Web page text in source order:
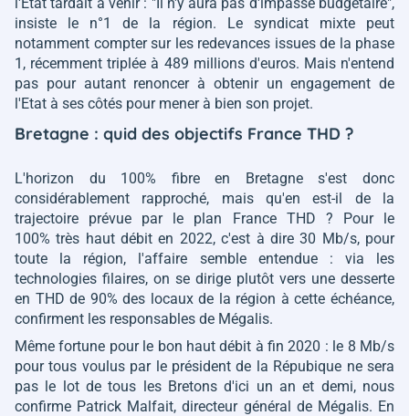
insiste le n°1 de la région. Le syndicat mixte peut
notamment compter sur les redevances issues de la phase
1, récemment triplée à 489 millions d'euros. Mais n'entend
pas pour autant renoncer à obtenir un engagement de
l'Etat à ses côtés pour mener à bien son projet.
Bretagne : quid des objectifs France THD ?
L'horizon du 100% fibre en Bretagne s'est donc
considérablement rapproché, mais qu'en est-il de la
trajectoire prévue par le plan France THD ? Pour le
100% très haut débit en 2022, c'est à dire 30 Mb/s, pour
toute la région, l'affaire semble entendue : via les
technologies filaires, on se dirige plutôt vers une desserte
en THD de 90% des locaux de la région à cette échéance,
confirment les responsables de Mégalis.
Même fortune pour le bon haut débit à fin 2020 : le 8 Mb/s
pour tous voulus par le président de la Répubique ne sera
pas le lot de tous les Bretons d'ici un an et demi, nous
confirme Patrick Malfait, directeur général de Mégalis. En